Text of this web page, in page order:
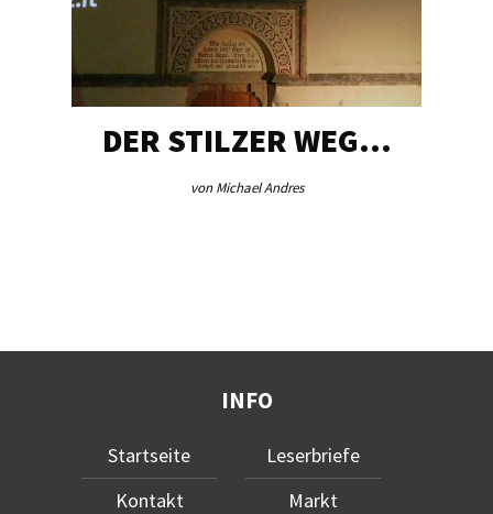
DER STILZER WEG…
von Michael Andres
INFO
Startseite
Kontakt
Leserbriefe
Markt